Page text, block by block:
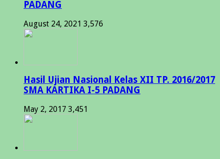
PADANG
August 24, 2021 3,576
Hasil Ujian Nasional Kelas XII TP. 2016/2017
SMA KARTIKA I-5 PADANG
May 2, 2017 3,451